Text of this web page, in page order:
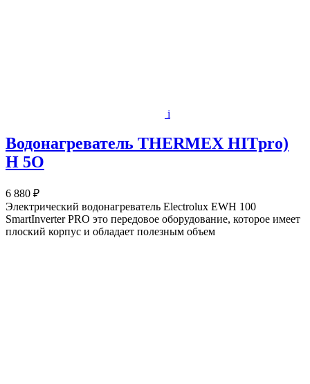
i
Водонагреватель THERMEX HITpro)
H 5O
6 880 ₽
Электрический водонагреватель Electrolux EWH 100
SmartInverter PRO это передовое оборудование, которое имеет
плоский корпус и обладает полезным объем